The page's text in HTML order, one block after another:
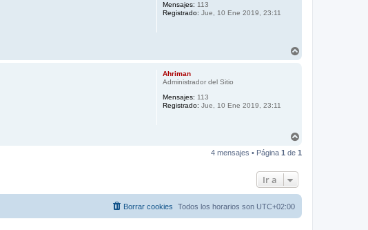
Mensajes: 113
Registrado: Jue, 10 Ene 2019, 23:11
Ahriman
Administrador del Sitio
Mensajes: 113
Registrado: Jue, 10 Ene 2019, 23:11
r
4 mensajes • Página 1 de 1
Ir a
Todos los horarios son UTC+02:00
Borrar cookies